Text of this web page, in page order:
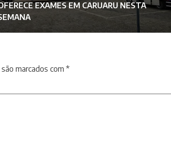
EXAMES EM CARUARU NESTA
marcados com *